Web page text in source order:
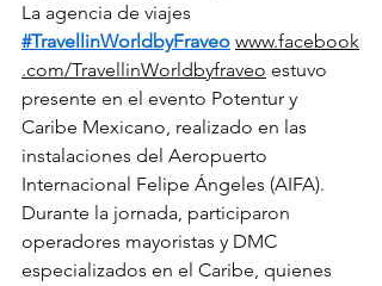
La agencia de viajes
#TravellinWorldbyFraveo www.facebook
.com/TravellinWorldbyfraveo estuvo
presente en el evento Potentur y
Caribe Mexicano, realizado en las
instalaciones del Aeropuerto
Internacional Felipe Ángeles (AIFA).
Durante la jornada, participaron
operadores mayoristas y DMC
especializados en el Caribe, quienes